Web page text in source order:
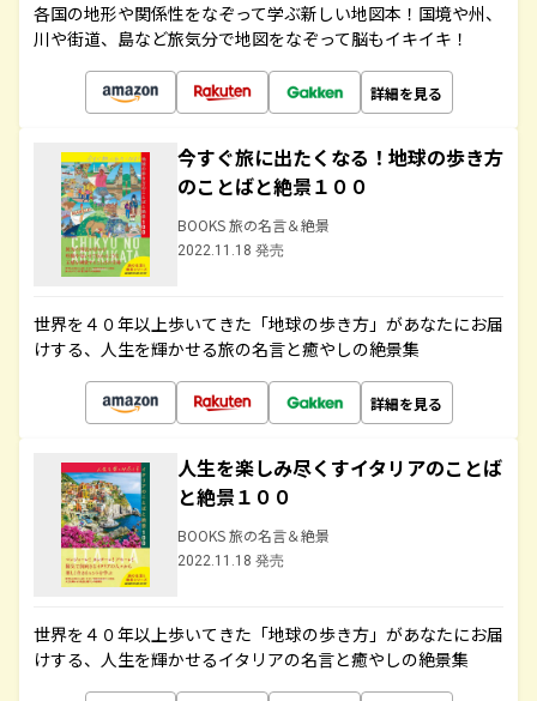
各国の地形や関係性をなぞって学ぶ新しい地図本！国境や州、
川や街道、島など旅気分で地図をなぞって脳もイキイキ！
詳細を見る
今すぐ旅に出たくなる！地球の歩き方
のことばと絶景１００
BOOKS 旅の名言＆絶景
2022.11.18 発売
世界を４０年以上歩いてきた「地球の歩き方」があなたにお届
けする、人生を輝かせる旅の名言と癒やしの絶景集
詳細を見る
人生を楽しみ尽くすイタリアのことば
と絶景１００
BOOKS 旅の名言＆絶景
2022.11.18 発売
世界を４０年以上歩いてきた「地球の歩き方」があなたにお届
けする、人生を輝かせるイタリアの名言と癒やしの絶景集